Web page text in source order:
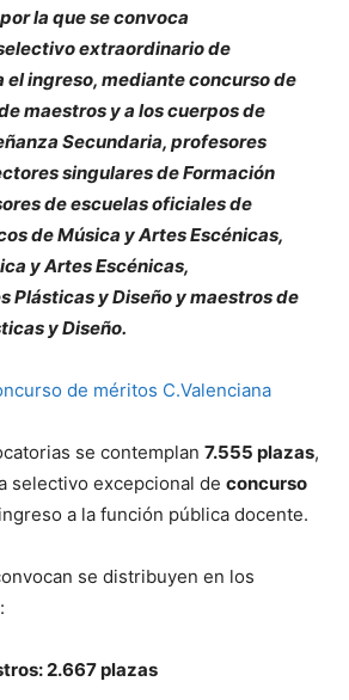
la que se convoca
extraordinario de
ingreso, mediante concurso de
maestros y a los cuerpos de
Secundaria, profesores
singulares de Formación
de escuelas oficiales de
de Música y Artes Escénicas,
y Artes Escénicas,
Plásticas y Diseño y maestros de
y Diseño.
de méritos C.Valenciana
se contemplan 7.555 plazas,
selectivo excepcional de concurso
a la función pública docente.
se distribuyen en los
2.667 plazas